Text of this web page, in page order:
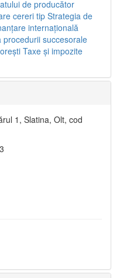
de producător
cereri tipStrategia de
internaţională
procedurii succesorale
Taxe şi impozite
1, Slatina, Olt, cod